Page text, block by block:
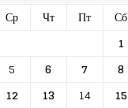
Ср Чт Пт Сб
1
5 6 7 8
12 13 14 15